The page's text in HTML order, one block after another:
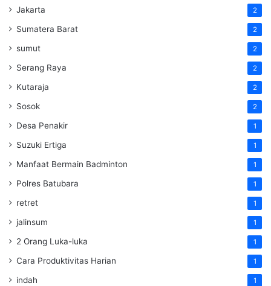
Jakarta 2
Sumatera Barat 2
sumut 2
Serang Raya 2
Kutaraja 2
Sosok 2
Desa Penakir 1
Suzuki Ertiga 1
Manfaat Bermain Badminton 1
Polres Batubara 1
retret 1
jalinsum 1
2 Orang Luka-luka 1
Cara Produktivitas Harian 1
indah 1